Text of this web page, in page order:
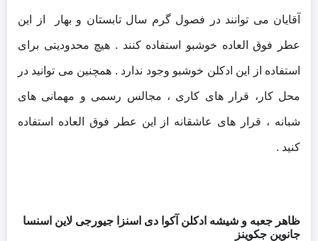
آقایان می توانند در فصول گرم سال تابستان و بهار از این
عطر فوق العاده خوشبو استفاده کنند . هیچ محدودیتی برای
استفاده از این ادکلن خوشبو وجود ندارد . همچنین می توانید در
محل کار، قرار های کاری ، مجالس رسمی و مهمانی های
شبانه ، قرار های عاشقانه از این عطر فوق العاده استفاده
کنید .
ظاهر جعبه و شیشه ادکلن آکوا دی اسنزا جیورجی لاین اسنسا
جانوین جکوینز